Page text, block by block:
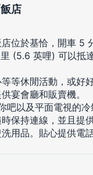
店
位於基恰，開車 5
(5.6 英哩) 可以抵
等休閒活動，或好
宴會廳和販賣機。
吧以及平面電視的
保持連線，並且提
用品。貼心提供電